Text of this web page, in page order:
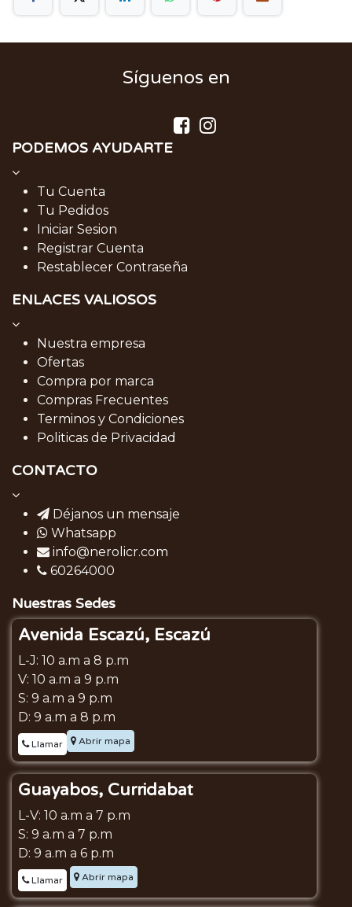
Síguenos en
PODEMOS AYUDARTE
Tu Cuenta
Tu Pedidos
Iniciar Sesion
Registrar Cuenta
Restablecer Contraseña
ENLACES VALIOSOS
Nuestra empresa
Ofertas
Compra por marca
Compras Frecuentes
Terminos y Condiciones
Politicas de Privacidad
CONTACTO
Déjanos un mensaje
Whatsapp
info@nerolicr.com
60264000
Nuestras Sedes
Avenida Escazú, Escazú
L-J: 10 a.m a 8 p.m
V: 10 a.m a 9 p.m
S: 9 a.m a 9 p.m
D: 9 a.m a 8 p.m
Llamar Abrir mapa
Guayabos, Curridabat
L-V: 10 a.m a 7 p.m
S: 9 a.m a 7 p.m
D: 9 a.m a 6 p.m
Llamar Abrir mapa